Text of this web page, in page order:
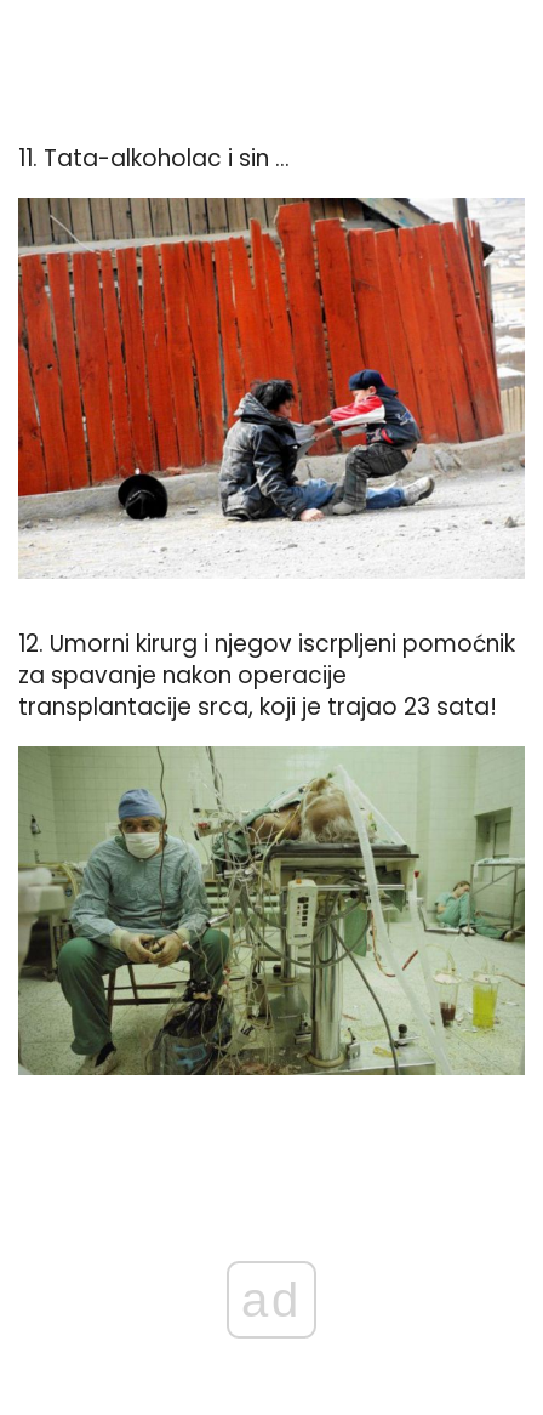
11. Tata-alkoholac i sin ...
12. Umorni kirurg i njegov iscrpljeni pomoćnik
za spavanje nakon operacije
transplantacije srca, koji je trajao 23 sata!
ad